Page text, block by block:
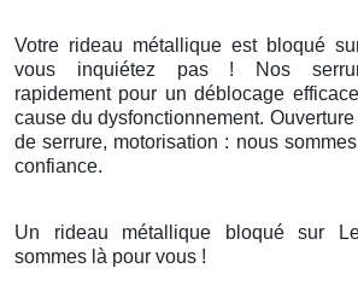
Votre rideau métallique est bloqué
vous inquiétez pas ! Nos
rapidement pour un déblocage
cause du dysfonctionnement.
de serrure, motorisation : nous
confiance.
Un rideau métallique bloqué sur
sommes là pour vous !